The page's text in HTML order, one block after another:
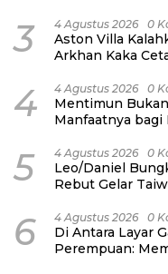
3 4 Agustus 2026 0
Aston Villa
Arkhan Kaka
4 4 Agustus 2026 0
Mentimun
Manfaatnya bagi
5 4 Agustus 2026 0
Leo/Daniel
Rebut Gelar
6 4 Agustus 2026 0
Di Antara Layar
Perempuan: